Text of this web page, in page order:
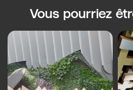
Vous pourriez